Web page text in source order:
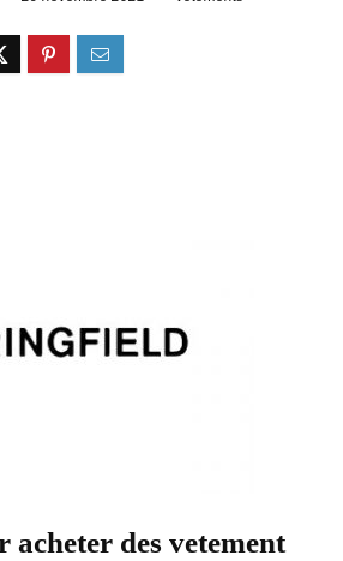
acheter des vetement